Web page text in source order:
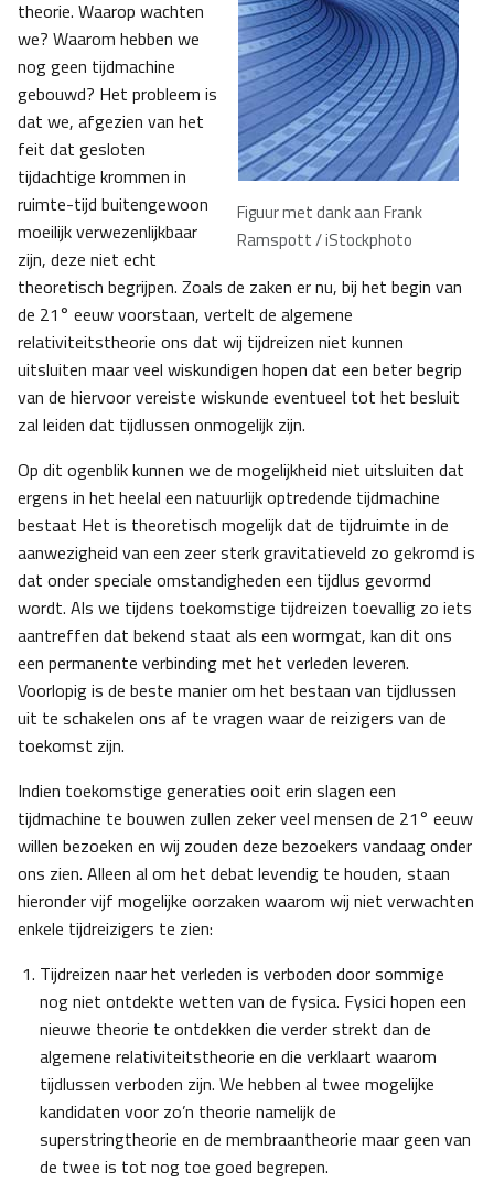
Figuur met dank aan Frank
Ramspott / iStockphoto
theorie. Waarop wachten
we? Waarom hebben we
nog geen tijdmachine
gebouwd? Het probleem is
dat we, afgezien van het
feit dat gesloten
tijdachtige krommen in
ruimte-tijd buitengewoon
moeilijk verwezenlijkbaar
zijn, deze niet echt
theoretisch begrijpen. Zoals de zaken er nu, bij het begin van
de 21° eeuw voorstaan, vertelt de algemene
relativiteitstheorie ons dat wij tijdreizen niet kunnen
uitsluiten maar veel wiskundigen hopen dat een beter begrip
van de hiervoor vereiste wiskunde eventueel tot het besluit
zal leiden dat tijdlussen onmogelijk zijn.
Op dit ogenblik kunnen we de mogelijkheid niet uitsluiten dat
ergens in het heelal een natuurlijk optredende tijdmachine
bestaat Het is theoretisch mogelijk dat de tijdruimte in de
aanwezigheid van een zeer sterk gravitatieveld zo gekromd is
dat onder speciale omstandigheden een tijdlus gevormd
wordt. Als we tijdens toekomstige tijdreizen toevallig zo iets
aantreffen dat bekend staat als een wormgat, kan dit ons
een permanente verbinding met het verleden leveren.
Voorlopig is de beste manier om het bestaan van tijdlussen
uit te schakelen ons af te vragen waar de reizigers van de
toekomst zijn.
Indien toekomstige generaties ooit erin slagen een
tijdmachine te bouwen zullen zeker veel mensen de 21° eeuw
willen bezoeken en wij zouden deze bezoekers vandaag onder
ons zien. Alleen al om het debat levendig te houden, staan
hieronder vijf mogelijke oorzaken waarom wij niet verwachten
enkele tijdreizigers te zien:
Tijdreizen naar het verleden is verboden door sommige
nog niet ontdekte wetten van de fysica. Fysici hopen een
nieuwe theorie te ontdekken die verder strekt dan de
algemene relativiteitstheorie en die verklaart waarom
tijdlussen verboden zijn. We hebben al twee mogelijke
kandidaten voor zo’n theorie namelijk de
superstringtheorie en de membraantheorie maar geen van
de twee is tot nog toe goed begrepen.